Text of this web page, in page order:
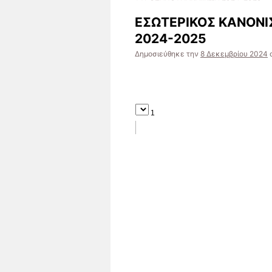
ΕΣΩΤΕΡΙΚΟΣ
2024-2025
Δημοσιεύθηκε την 8 Δεκεμβρίου 2024